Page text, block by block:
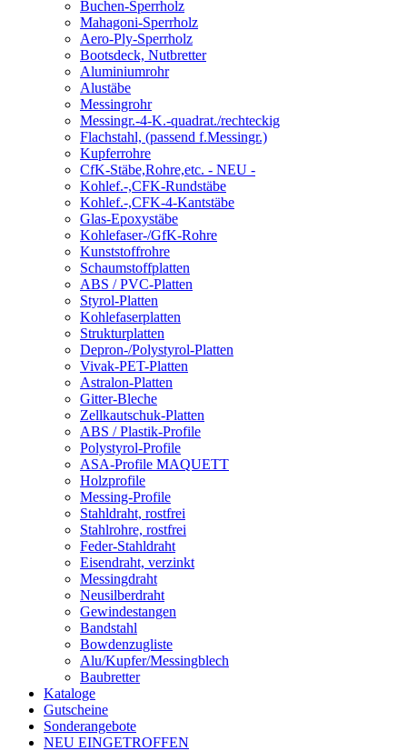
Buchen-Sperrholz
Mahagoni-Sperrholz
Aero-Ply-Sperrholz
Bootsdeck, Nutbretter
Aluminiumrohr
Alustäbe
Messingrohr
Messingr.-4-K.-quadrat./rechteckig
Flachstahl, (passend f.Messingr.)
Kupferrohre
CfK-Stäbe,Rohre,etc. - NEU -
Kohlef.-,CFK-Rundstäbe
Kohlef.-,CFK-4-Kantstäbe
Glas-Epoxystäbe
Kohlefaser-/GfK-Rohre
Kunststoffrohre
Schaumstoffplatten
ABS / PVC-Platten
Styrol-Platten
Kohlefaserplatten
Strukturplatten
Depron-/Polystyrol-Platten
Vivak-PET-Platten
Astralon-Platten
Gitter-Bleche
Zellkautschuk-Platten
ABS / Plastik-Profile
Polystyrol-Profile
ASA-Profile MAQUETT
Holzprofile
Messing-Profile
Stahldraht, rostfrei
Stahlrohre, rostfrei
Feder-Stahldraht
Eisendraht, verzinkt
Messingdraht
Neusilberdraht
Gewindestangen
Bandstahl
Bowdenzugliste
Alu/Kupfer/Messingblech
Baubretter
Kataloge
Gutscheine
Sonderangebote
NEU EINGETROFFEN